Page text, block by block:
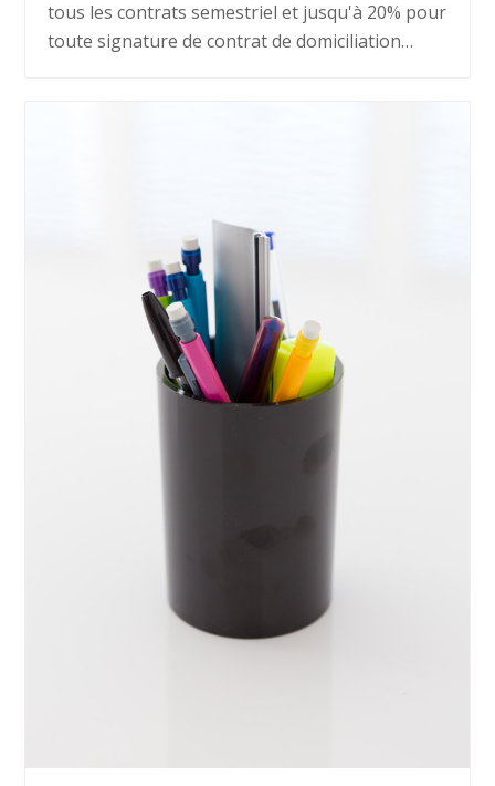
tous les contrats semestriel et jusqu'à 20% pour
toute signature de contrat de domiciliation…